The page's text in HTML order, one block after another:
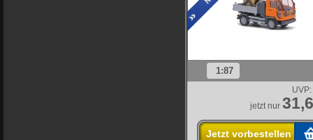
1:87
UVP:
jetzt nur
Jetzt vorbestellen